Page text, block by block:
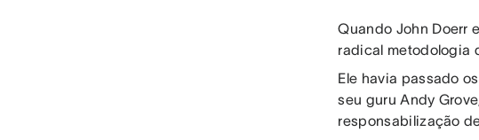
Quando John Doerr
radical metodologia
Ele havia passado
seu guru Andy
responsabilização